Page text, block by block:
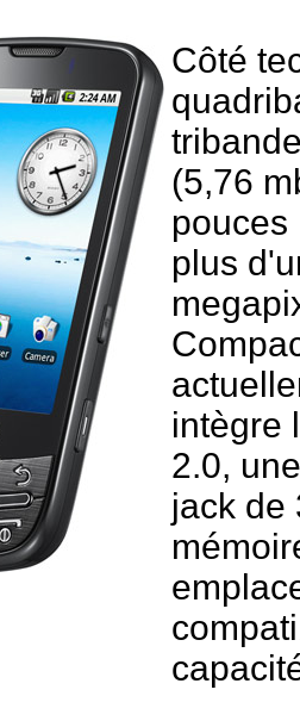
Côté
(5,76
pouces
plus
intègre
2.0,
jack de